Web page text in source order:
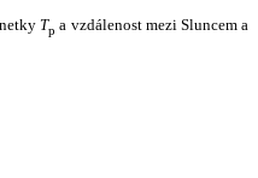
Tp a vzdálenost mezi Sluncem a